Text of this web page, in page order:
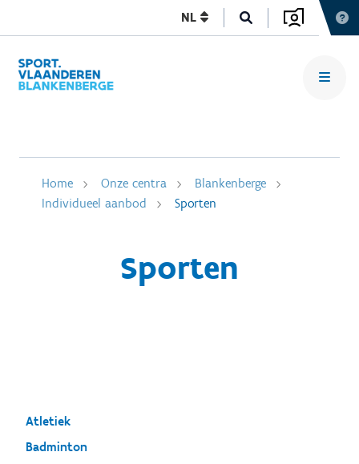
NL
Home Onze centra
Blankenberge
Individueel aanbod
Sporten
Sporten
Atletiek
Badminton